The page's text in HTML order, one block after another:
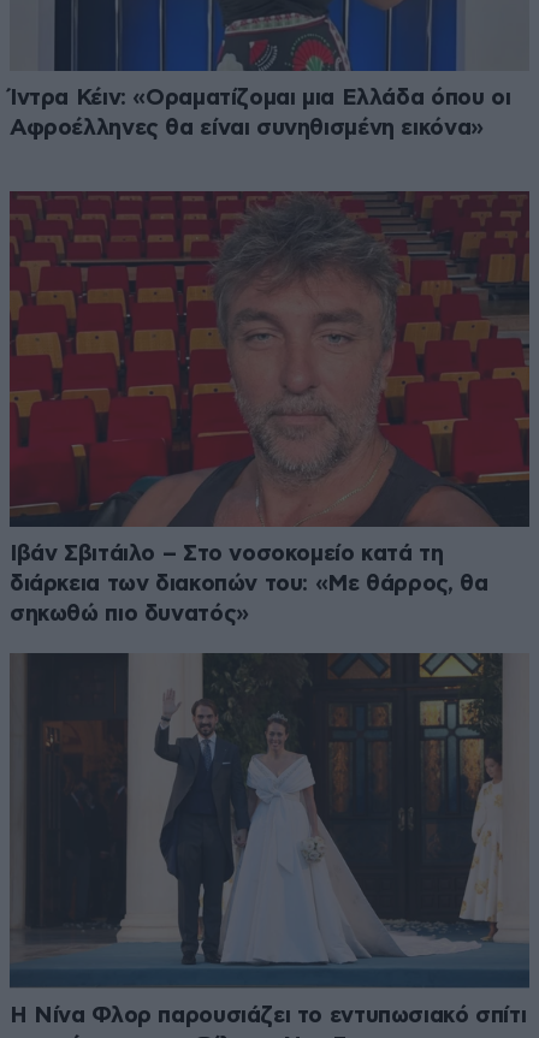
Ίντρα Κέιν: «Οραματίζομαι μια Ελλάδα όπου οι
Αφροέλληνες θα είναι συνηθισμένη εικόνα»
Ιβάν Σβιτάιλο – Στο νοσοκομείο κατά τη
διάρκεια των διακοπών του: «Με θάρρος, θα
σηκωθώ πιο δυνατός»
Η Νίνα Φλορ παρουσιάζει το εντυπωσιακό σπίτι